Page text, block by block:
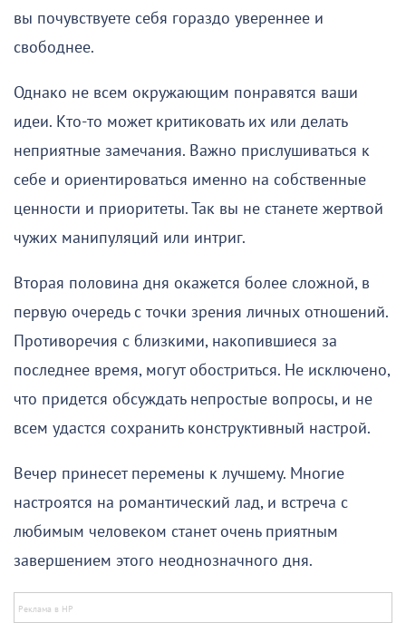
вы почувствуете себя гораздо увереннее и
свободнее.
Однако не всем окружающим понравятся ваши
идеи. Кто-то может критиковать их или делать
неприятные замечания. Важно прислушиваться к
себе и ориентироваться именно на собственные
ценности и приоритеты. Так вы не станете жертвой
чужих манипуляций или интриг.
Вторая половина дня окажется более сложной, в
первую очередь с точки зрения личных отношений.
Противоречия с близкими, накопившиеся за
последнее время, могут обостриться. Не исключено,
что придется обсуждать непростые вопросы, и не
всем удастся сохранить конструктивный настрой.
Вечер принесет перемены к лучшему. Многие
настроятся на романтический лад, и встреча с
любимым человеком станет очень приятным
завершением этого неоднозначного дня.